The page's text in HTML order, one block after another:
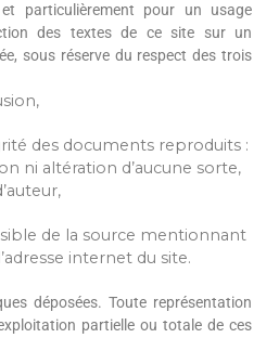
particulièrement pour un usage
des textes de ce site sur un
sous réserve du respect des trois
des documents reproduits :
ni altération d’aucune sorte,
de la source mentionnant
internet du site.
déposées. Toute représentation
partielle ou totale de ces